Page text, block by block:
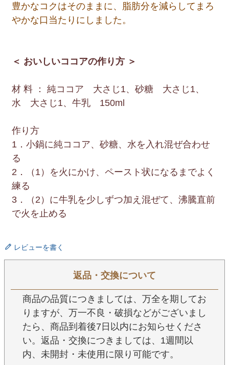
豊かなコクはそのままに、脂肪分を減らしてまろ
やかな口当たりにしました。
＜ おいしいココアの作り方 ＞
材 料 ： 純ココア 大さじ1、砂糖 大さじ1、
水 大さじ1、牛乳 150ml
作り方
1．小鍋に純ココア、砂糖、水を入れ混ぜ合わせ
る
2．（1）を火にかけ、ペースト状になるまでよく
練る
3．（2）に牛乳を少しずつ加え混ぜて、沸騰直前
で火を止める
レビューを書く
返品・交換について
商品の品質につきましては、万全を期してお
りますが、万一不良・破損などがございまし
たら、商品到着後7日以内にお知らせくださ
い。返品・交換につきましては、1週間以
内、未開封・未使用に限り可能です。